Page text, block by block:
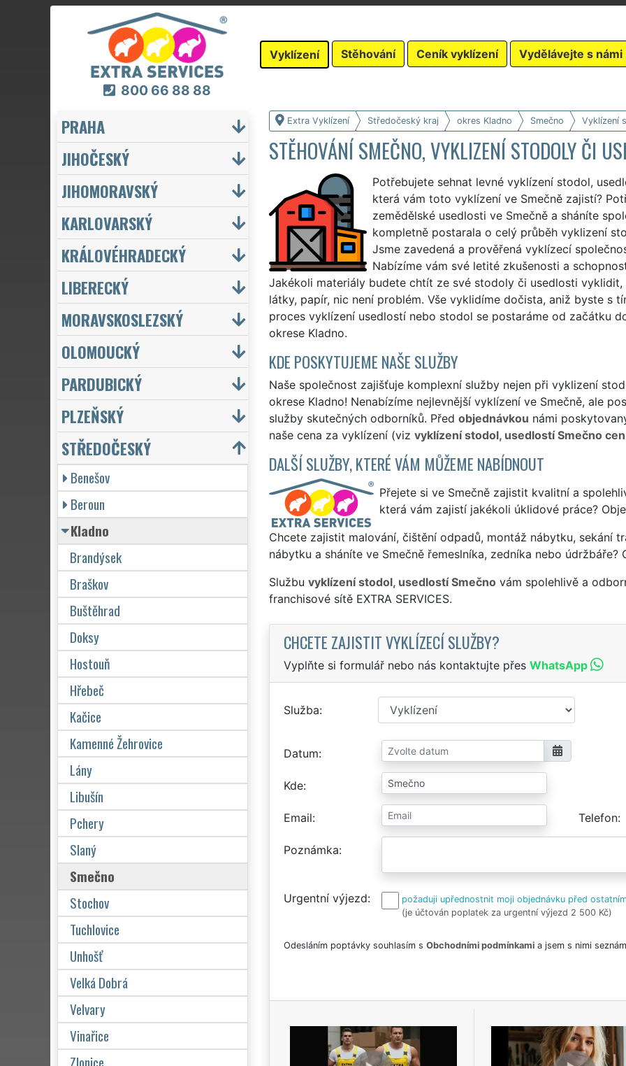
800 66 88 88
Vyklízení Stěhování Ceník vyklízení Vydělávejte s námi
Extra Vyklízení Středočeský kraj okres Kladno Smečno Vyklízení
STĚHOVÁNÍ SMEČNO, VYKLIZENÍ STODOLY ČI
Potřebujete sehnat levné vyklízení stodol,
která vám toto vyklízení ve Smečně zajistí?
zemědělské usedlosti ve Smečně a sháníte
kompletně postarala o celý průběh vyklizení
Jsme zavedená a prověřená vyklízecí
Nabízíme vám své letité zkušenosti a
Jakékoli materiály budete chtít ze své stodoly či usedlosti
látky, papír, nic není problém. Vše vyklidíme dočista, aniž byste s
proces vyklízení usedlostí nebo stodol se postaráme od začátku
okrese Kladno.
KDE POSKYTUJEME NAŠE SLUŽBY
Naše společnost zajišťuje komplexní služby nejen při vyklizení
okrese Kladno! Nenabízíme nejlevnější vyklízení ve Smečně, ale
služby skutečných odborníků. Před objednávkou námi
naše cena za vyklízení (viz vyklízení stodol, usedlostí Smečno
DALŠÍ SLUŽBY, KTERÉ VÁM MŮŽEME NABÍDNOUT
Přejete si ve Smečně zajistit kvalitní a
která vám zajistí jakékoli úklidové práce?
Chcete zajistit malování, čištění odpadů, montáž nábytku, sekání
nábytku a sháníte ve Smečně řemeslníka, zedníka nebo údržbáře?
Službu vyklízení stodol, usedlostí Smečnovám spolehlivě a
franchisové sítě EXTRA SERVICES.
CHCETE ZAJISTIT VYKLÍZECÍ SLUŽBY?
Vyplňte si formulář nebo nás kontaktujte přes WhatsApp
Služba
Datum
Kde
Email Telefon
Poznámka
Urgentní výjezd
požaduji upřednostnit moji objednávku před
(je účtován poplatek za urgentní výjezd 2 500 Kč)
Odesláním poptávky souhlasím s Obchodními podmínkamia jsem s nimi
PRAHA
JIHOČESKÝ
JIHOMORAVSKÝ
KARLOVARSKÝ
KRÁLOVÉHRADECKÝ
LIBERECKÝ
MORAVSKOSLEZSKÝ
OLOMOUCKÝ
PARDUBICKÝ
PLZEŇSKÝ
STŘEDOČESKÝ
Benešov
Beroun
Kladno
Brandýsek
Braškov
Buštěhrad
Doksy
Hostouň
Hřebeč
Kačice
Kamenné Žehrovice
Lány
Libušín
Pchery
Slaný
Smečno
Stochov
Tuchlovice
Unhošť
Velká Dobrá
Velvary
Vinařice